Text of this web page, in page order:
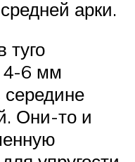
арки.
туго
4-6 мм
середине
Они-то и